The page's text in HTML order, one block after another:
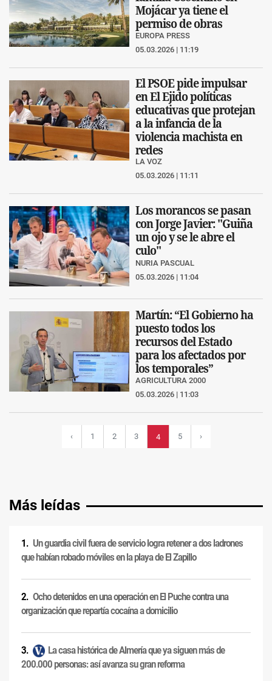
Mojácar ya tiene el
permiso de obras
EUROPA PRESS
05.03.2026 | 11:19
El PSOE pide impulsar
en El Ejido políticas
educativas que protejan
a la infancia de la
violencia machista en
redes
LA VOZ
05.03.2026 | 11:11
Los morancos se pasan
con Jorge Javier: "Guiña
un ojo y se le abre el
culo"
NURIA PASCUAL
05.03.2026 | 11:04
Martín: “El Gobierno ha
puesto todos los
recursos del Estado
para los afectados por
los temporales”
AGRICULTURA 2000
05.03.2026 | 11:03
‹ 1 2 3 4 5 ›
Más leídas
Un guardia civil fuera de servicio logra retener a dos ladrones
que habían robado móviles en la playa de El Zapillo
Ocho detenidos en una operación en El Puche contra una
organización que repartía cocaína a domicilio
La casa histórica de Almería que ya siguen más de
200.000 personas: así avanza su gran reforma